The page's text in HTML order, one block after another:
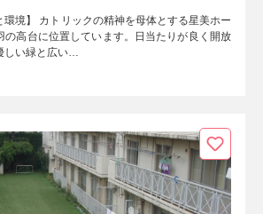
環境】 カトリックの精神を母体とする星美ホー
の高台に位置しています。日当たりが良く開放
しい緑と広い…